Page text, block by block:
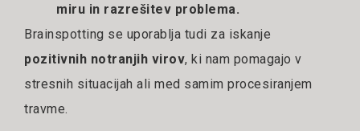
miru in razrešitev problema.
Brainspotting se uporablja tudi za iskanje
pozitivnih notranjih virov, ki nam pomagajo v
stresnih situacijah ali med samim procesiranjem
travme.